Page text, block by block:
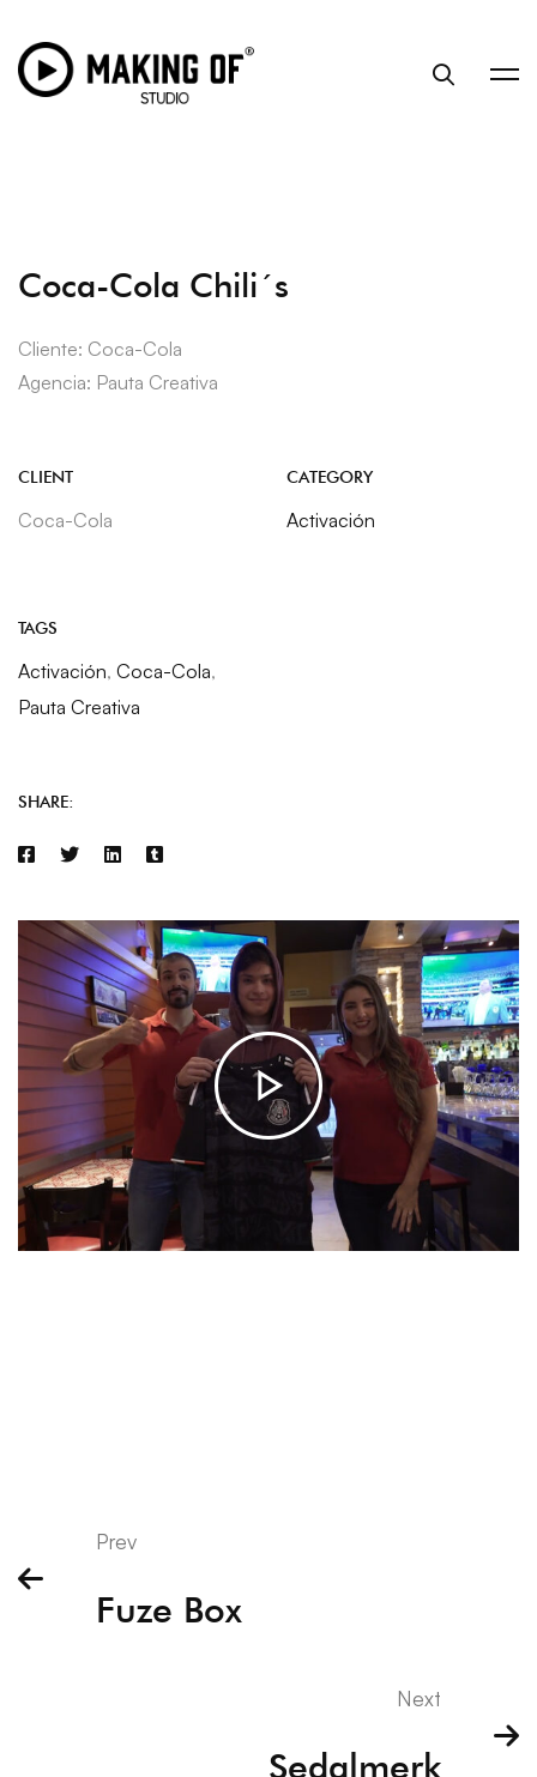
Coca-Cola Chili´s
Cliente: Coca-Cola
Agencia: Pauta Creativa
CLIENT
Coca-Cola
CATEGORY
Activación
TAGS
Activación, Coca-Cola,
Pauta Creativa
SHARE:
Prev
Fuze Box
Next
Sedalmerk